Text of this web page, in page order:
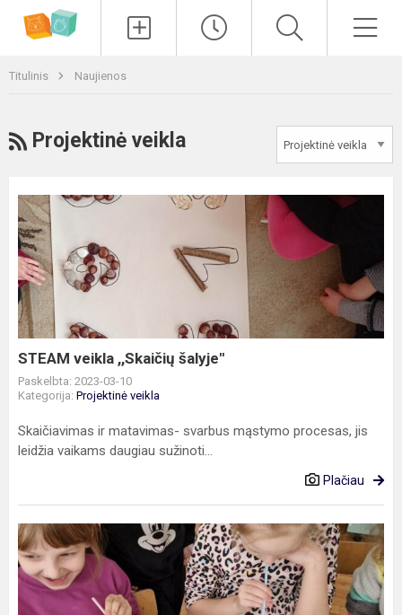
Titulinis Naujienos
RSS
Projektinė veikla
STEAM
veikla
,,Skaičių
šalyje''
STEAM veikla ,,Skaičių šalyje''
Paskelbta: 2023-03-10
Kategorija: Projektinė veikla
Skaičiavimas ir matavimas- svarbus mąstymo procesas, jis
leidžia vaikams daugiau sužinoti...
Plačiau
STEAM
veikla
"Planetų
paviršius"